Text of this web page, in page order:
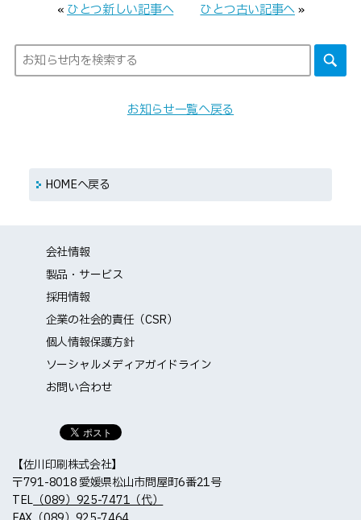
«ひとつ新しい記事へ ひとつ古い記事へ»
お知らせ一覧へ戻る
HOMEへ戻る
会社情報
製品・サービス
採用情報
企業の社会的責任（CSR）
個人情報保護方針
ソーシャルメディアガイドライン
お問い合わせ
【佐川印刷株式会社】
〒791-8018 愛媛県松山市問屋町6番21号
TEL （089）925-7471（代）